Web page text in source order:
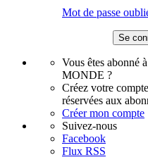
Mot de passe
Vous êtes
MONDE ?
Créez votre
réservées aux
Créer mon compte
Suivez-nous
Facebook
Flux RSS